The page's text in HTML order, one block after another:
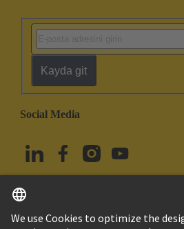
Kayda git
Social Media
Türkiye Türkçe